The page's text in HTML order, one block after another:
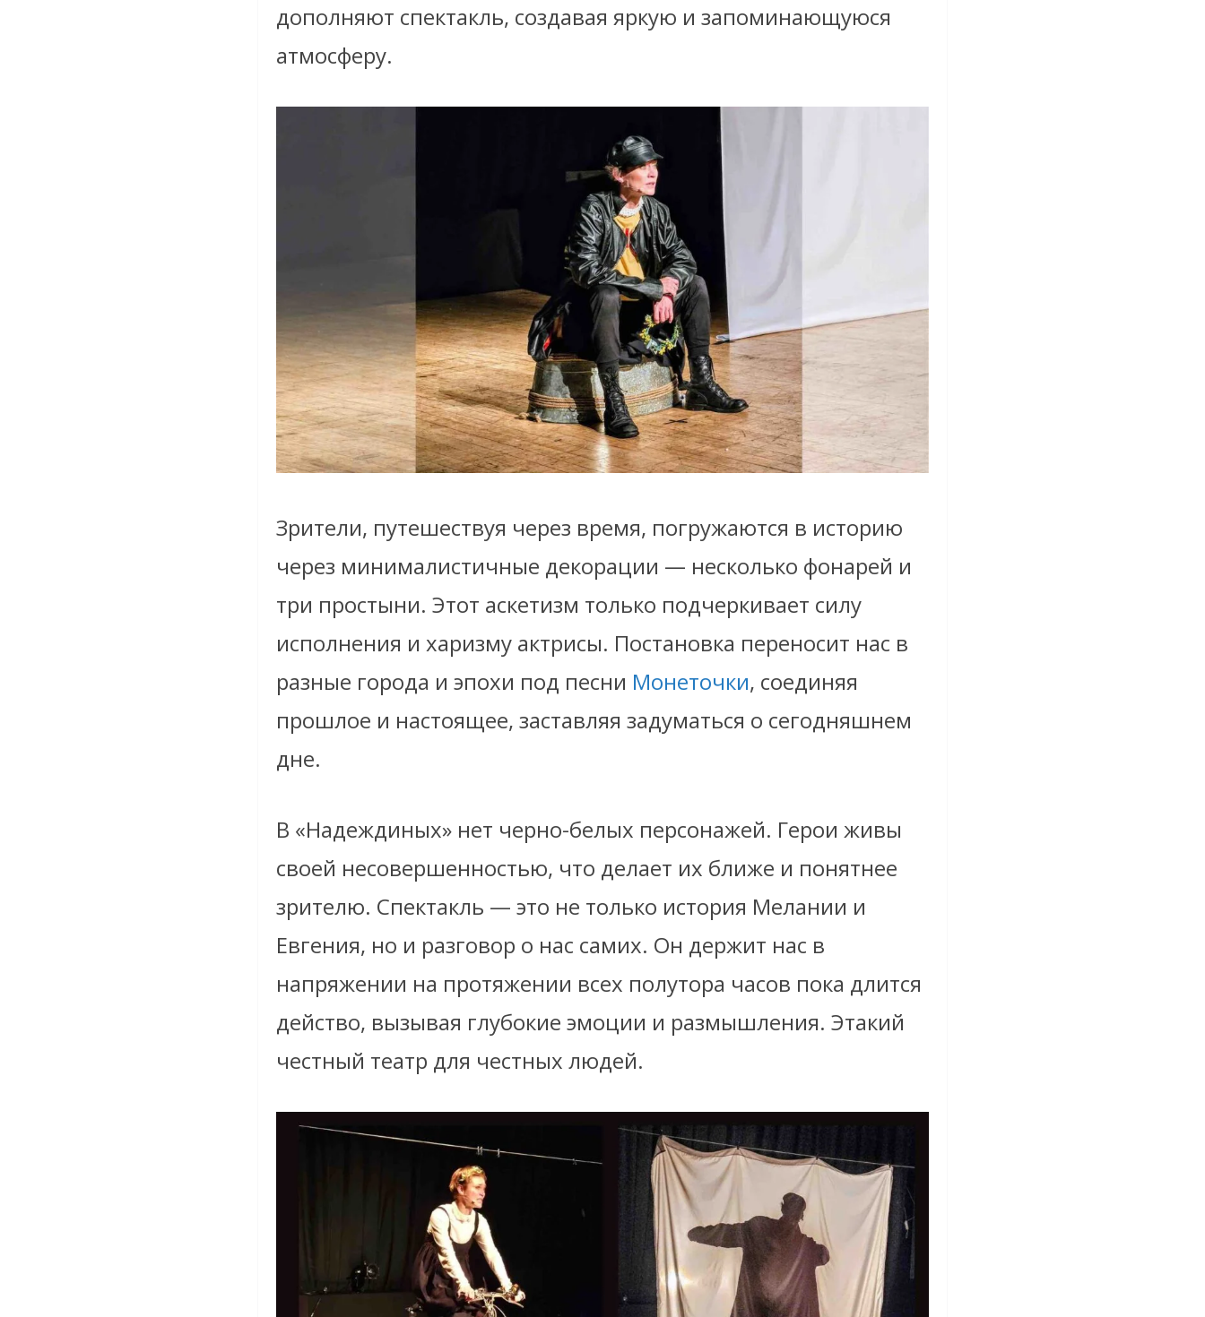
дополняют спектакль, создавая яркую и запоминающуюся
атмосферу.
Зрители, путешествуя через время, погружаются в историю
через минималистичные декорации — несколько фонарей и
три простыни. Этот аскетизм только подчеркивает силу
исполнения и харизму актрисы. Постановка переносит нас в
разные города и эпохи под песни Монеточки, соединяя
прошлое и настоящее, заставляя задуматься о сегодняшнем
дне.
В «Надеждиных» нет черно-белых персонажей. Герои живы
своей несовершенностью, что делает их ближе и понятнее
зрителю. Спектакль — это не только история Мелании и
Евгения, но и разговор о нас самих. Он держит нас в
напряжении на протяжении всех полутора часов пока длится
действо, вызывая глубокие эмоции и размышления. Этакий
честный театр для честных людей.